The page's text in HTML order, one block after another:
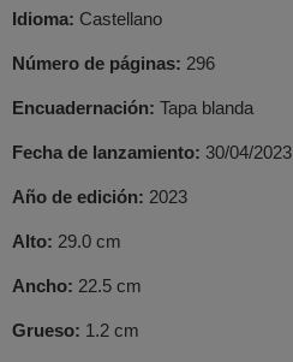
Idioma: Castellano
Número de páginas: 296
Encuadernación: Tapa blanda
Fecha de lanzamiento: 30/04/2023
Año de edición: 2023
Alto: 29.0 cm
Ancho: 22.5 cm
Grueso: 1.2 cm